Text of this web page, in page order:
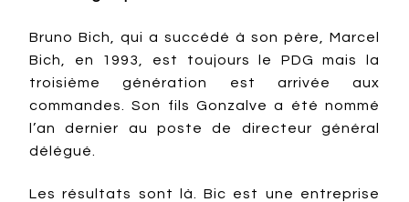
Bruno Bich, qui a succédé à son père, Marcel
Bich, en 1993, est toujours le PDG mais la
troisième génération est arrivée aux
commandes. Son fils Gonzalve a été nommé
l’an dernier au poste de directeur général
délégué.
Les résultats sont là. Bic est une entreprise